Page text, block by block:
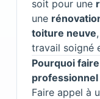
soit pour une
une
toiture neuve
travail soigné
Pourquoi
Faire appel à